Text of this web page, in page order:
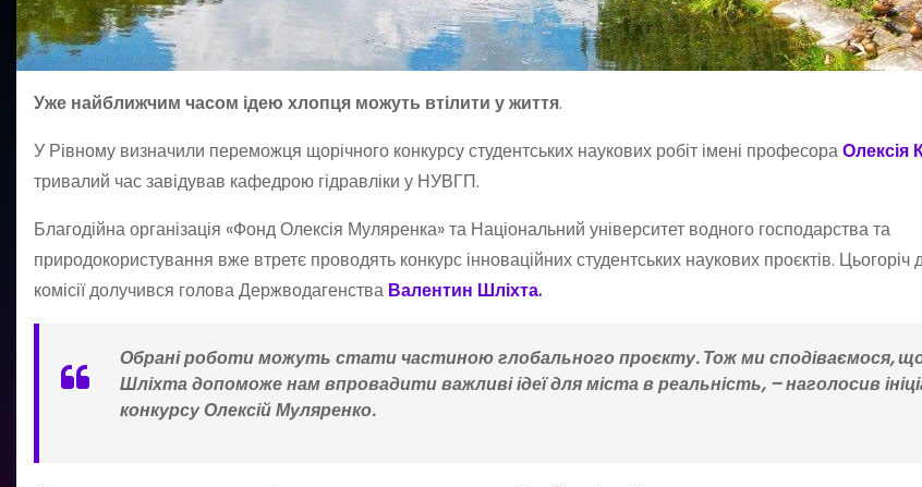
Уже найближчим часом ідею хлопця можуть втілити у життя.
У Рівному визначили переможця щорічного конкурсу студентських наукових робіт імені професораОлексія
тривалий час завідував кафедрою гідравліки у НУВГП.
Благодійна організація «Фонд Олексія Муляренка» та Національний університет водного господарства та
природокористування вже втретє проводять конкурс інноваційних студентських наукових проєктів. Цьогоріч
комісії долучився голова Держводагенства Валентин Шліхта.
Обрані роботи можуть стати частиною глобального проєкту. Тож ми сподіваємося,
Шліхта допоможе нам впровадити важливі ідеї для міста в реальність, – наголосив
конкурсу Олексій Муляренко.